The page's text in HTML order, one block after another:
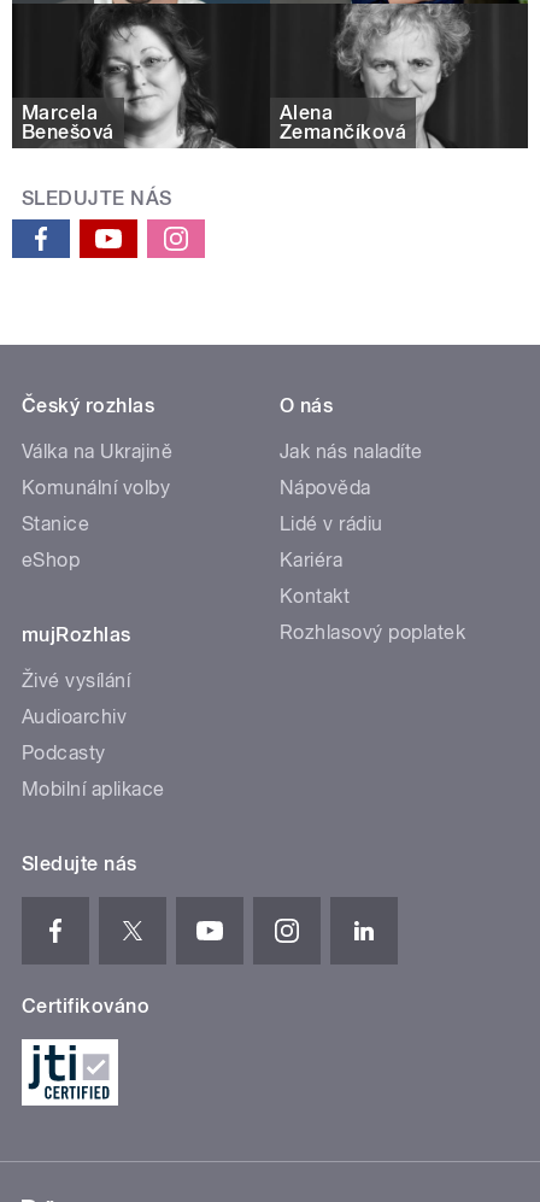
Marcela
Benešová
Alena
Zemančíková
SLEDUJTE NÁS
Český rozhlas
Válka na Ukrajině
Komunální volby
Stanice
eShop
mujRozhlas
Živé vysílání
Audioarchiv
Podcasty
Mobilní aplikace
O nás
Jak nás naladíte
Nápověda
Lidé v rádiu
Kariéra
Kontakt
Rozhlasový poplatek
Sledujte nás
Certifikováno